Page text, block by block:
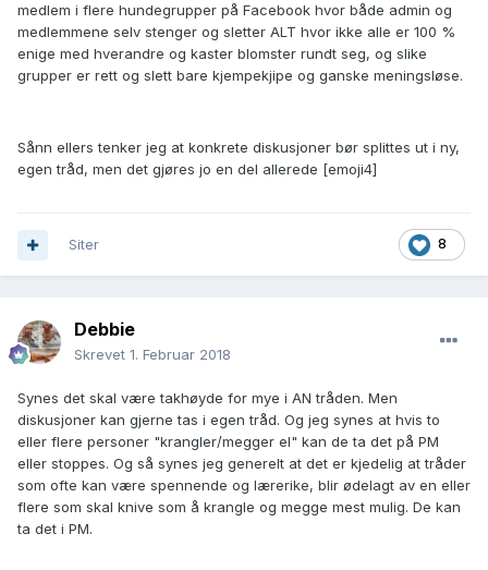
medlem i flere hundegrupper på Facebook hvor både admin og
medlemmene selv stenger og sletter ALT hvor ikke alle er 100 %
enige med hverandre og kaster blomster rundt seg, og slike
grupper er rett og slett bare kjempekjipe og ganske meningsløse.
Sånn ellers tenker jeg at konkrete diskusjoner bør splittes ut i ny,
egen tråd, men det gjøres jo en del allerede [emoji4]
8
Siter
Debbie
Skrevet 1. Februar 2018
Synes det skal være takhøyde for mye i AN tråden. Men
diskusjoner kan gjerne tas i egen tråd. Og jeg synes at hvis to
eller flere personer "krangler/megger el" kan de ta det på PM
eller stoppes. Og så synes jeg generelt at det er kjedelig at tråder
som ofte kan være spennende og lærerike, blir ødelagt av en eller
flere som skal knive som å krangle og megge mest mulig. De kan
ta det i PM.